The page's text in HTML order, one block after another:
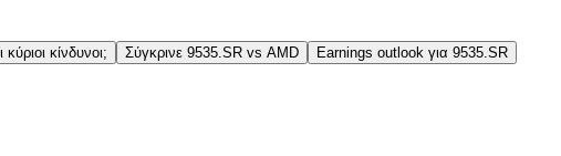
κύριοι κίνδυνοι; Σύγκρινε 9535.SR vs AMD Earnings outlook για 9535.SR